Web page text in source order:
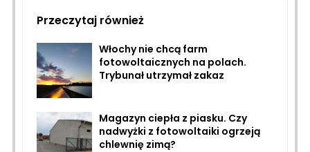
Przeczytaj również
Włochy nie chcą farm
fotowoltaicznych na polach.
Trybunał utrzymał zakaz
Magazyn ciepła z piasku. Czy
nadwyżki z fotowoltaiki ogrzeją
chlewnię zimą?